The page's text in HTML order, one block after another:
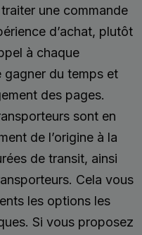
une commande
d’achat, plutôt
à chaque
gagner du temps et
des pages.
sont en
de l’origine à la
de transit, ainsi
Cela vous
les options les
Si vous proposez